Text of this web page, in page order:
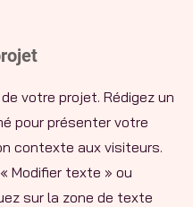
votre projet. Rédigez un
pour présenter votre
contexte aux visiteurs.
Modifier texte » ou
sur la zone de texte